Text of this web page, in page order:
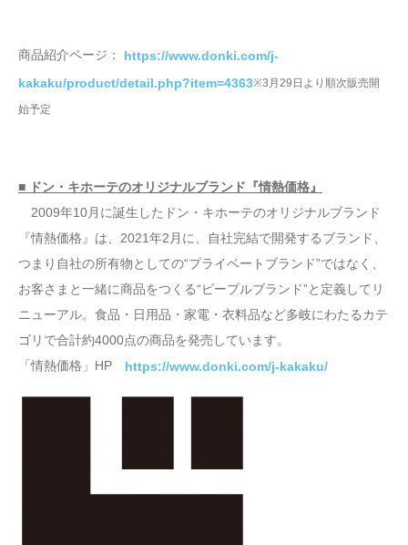
商品紹介ページ：
https://www.donki.com/j-
kakaku/product/detail.php?item=4363※3月29日より順次販売開
始予定
■ ドン・キホーテのオリジナルブランド『情熱価格』
2009年10月に誕生したドン・キホーテのオリジナルブランド
『情熱価格』は、2021年2月に、自社完結で開発するブランド、
つまり自社の所有物としての“プライベートブランド”ではなく、
お客さまと一緒に商品をつくる“ピープルブランド”と定義してリ
ニューアル。食品・日用品・家電・衣料品など多岐にわたるカテ
ゴリで合計約4000点の商品を発売しています。
「情熱価格」HP https://www.donki.com/j-kakaku/